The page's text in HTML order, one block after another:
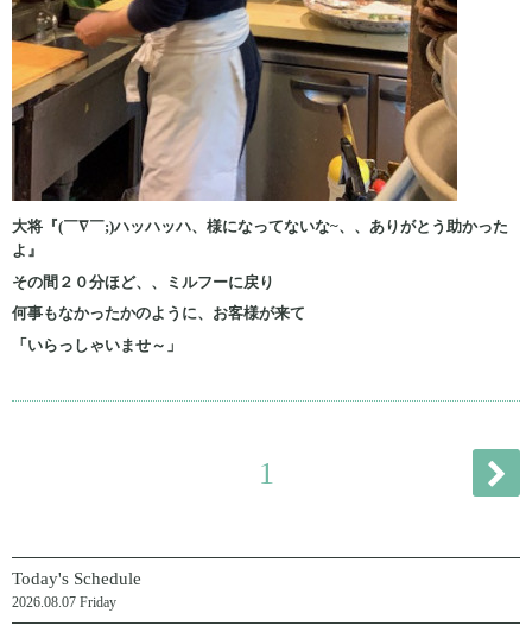
大将『(￣∇￣;)ハッハッハ、様になってないな~、、ありがとう助かった
よ』
その間２０分ほど、、ミルフーに戻り
何事もなかったかのように、お客様が来て
「いらっしゃいませ～」
1
Today's Schedule
2026.08.07 Friday